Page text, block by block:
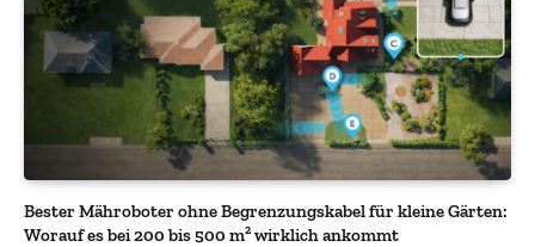
Bester Mähroboter ohne Begrenzungskabel für kleine Gärten:
Worauf es bei 200 bis 500 m² wirklich ankommt